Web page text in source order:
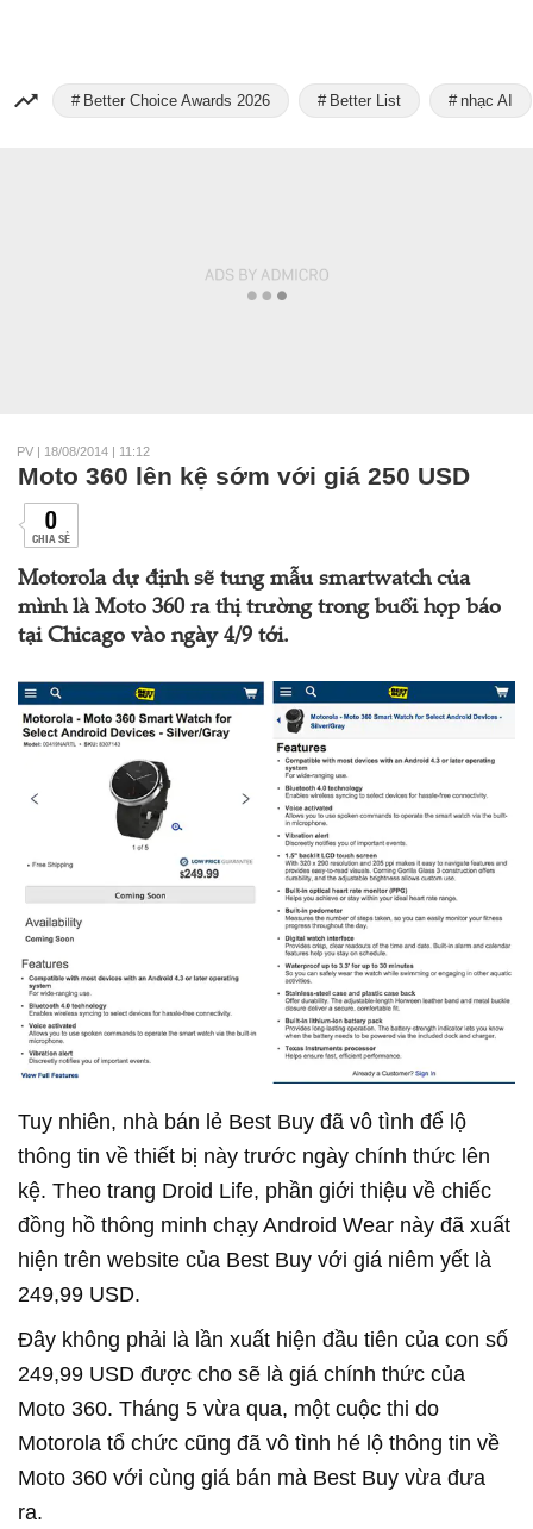
Better Choice Awards 2026 Better List nhạc AI
PV | 18/08/2014 | 11:12
Moto 360 lên kệ sớm với giá 250 USD
0
CHIA SẺ
Motorola dự định sẽ tung mẫu smartwatch của
mình là Moto 360 ra thị trường trong buổi họp báo
tại Chicago vào ngày 4/9 tới.
Tuy nhiên, nhà bán lẻ Best Buy đã vô tình để lộ
thông tin về thiết bị này trước ngày chính thức lên
kệ. Theo trang Droid Life, phần giới thiệu về chiếc
đồng hồ thông minh chạy Android Wear này đã xuất
hiện trên website của Best Buy với giá niêm yết là
249,99 USD.
Đây không phải là lần xuất hiện đầu tiên của con số
249,99 USD được cho sẽ là giá chính thức của
Moto 360. Tháng 5 vừa qua, một cuộc thi do
Motorola tổ chức cũng đã vô tình hé lộ thông tin về
Moto 360 với cùng giá bán mà Best Buy vừa đưa
ra.